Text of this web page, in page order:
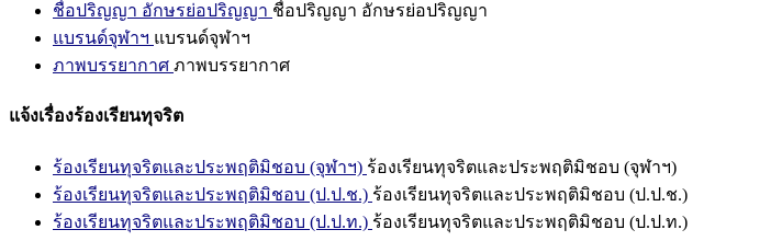
ชื่อปริญญา อักษรย่อปริญญา ชื่อปริญญา อักษรย่อปริญญา
แบรนด์จุฬาฯ แบรนด์จุฬาฯ
ภาพบรรยากาศ ภาพบรรยากาศ
แจ้งเรื่องร้องเรียนทุจริต
ร้องเรียนทุจริตและประพฤติมิชอบ (จุฬาฯ) ร้องเรียนทุจริตและประพฤติมิชอบ (จุฬาฯ)
ร้องเรียนทุจริตและประพฤติมิชอบ (ป.ป.ช.) ร้องเรียนทุจริตและประพฤติมิชอบ (ป.ป.ช.)
ร้องเรียนทุจริตและประพฤติมิชอบ (ป.ป.ท.) ร้องเรียนทุจริตและประพฤติมิชอบ (ป.ป.ท.)